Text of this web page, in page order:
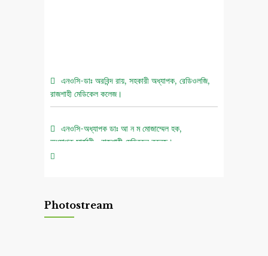
এনওসি-ডাঃ অরবিন্দ রায়, সহকারী অধ্যাপক, রেডিওলজি,
রাজশাহী মেডিকেল কলেজ।
এনওসি-অধ্যাপক ডাঃ আ ন ম মোজাম্মেল হক,
অধ্যাপক,সার্জারী , রাজশাহী মেডিকেল কলেজ।
Photostream